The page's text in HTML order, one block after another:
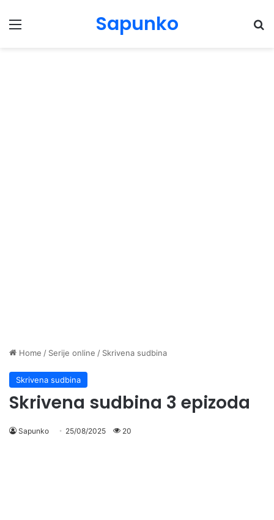
Menu Sapunko
Home / Serije online / Skrivena sudbina
Skrivena sudbina
Skrivena sudbina 3 epizoda
Sapunko 25/08/2025 20